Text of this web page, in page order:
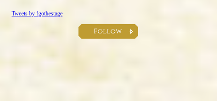
Tweets by fgothestage